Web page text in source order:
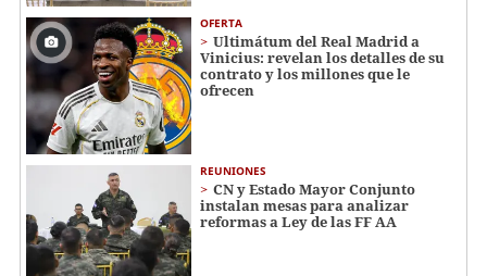
OFERTA
Ultimátum del Real Madrid a
Vinicius: revelan los detalles de su
contrato y los millones que le
ofrecen
REUNIONES
CN y Estado Mayor Conjunto
instalan mesas para analizar
reformas a Ley de las FF AA